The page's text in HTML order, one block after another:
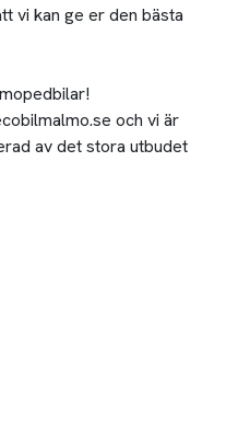
vi kan ge er den bästa
och vi är
av det stora utbudet